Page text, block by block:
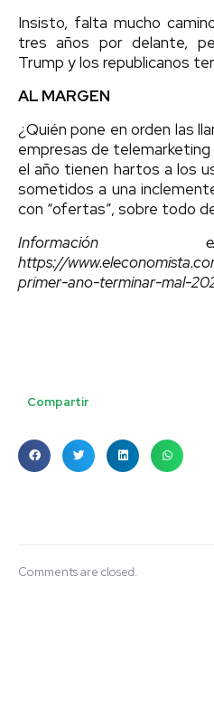
Insisto, falta mucho
tres años por delante,
Trump y los republicanos
AL MARGEN
¿Quién pone en orden las
empresas de
el año tienen hartos a los
sometidos a una
con “ofertas”, sobre todo
Información
https://
primer-ano-terminar-mal-
Compartir
Comments are closed.